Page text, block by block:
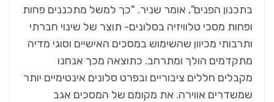
בתכנון הפנים", אומר שניר. "כך למשל מתכננים פחות
ופחות מסכי טלוויזיה בסלונים- תוצר של שינוי חברתי
ותרבותי מכיוון שהשימוש במסכים האישיים וסוגי מדיה
מתקדמים הולך ומתרחב. כתוצאה מכך אנחנו
מקבלים חללים ציבוריים ובפרט סלונים אינטימיים יותר
שמשדרים אווירה. את מקומם של המסכים אגב